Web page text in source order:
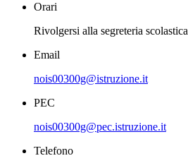
Orari
Rivolgersi alla segreteria scolastica
Email
nois00300g@istruzione.it
PEC
nois00300g@pec.istruzione.it
Telefono